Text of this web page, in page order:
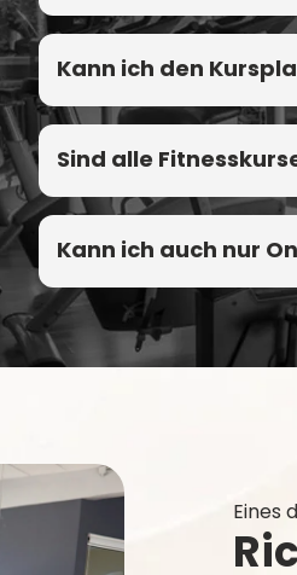
Kann ich den
Sind alle
Kann ich auch nur
Eines